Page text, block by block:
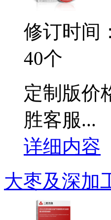
修订时间
40个
定制版价
胜客服...
详细内容
大枣及深加